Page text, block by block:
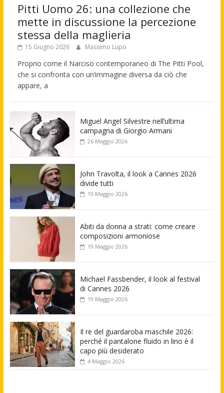
Pitti Uomo 26: una collezione che
mette in discussione la percezione
stessa della maglieria
15 Giugno 2026 Massimo Lupo
Proprio come il Narciso contemporaneo di The Pitti Pool,
che si confronta con un’immagine diversa da ciò che
appare, a
Miguel Angel Silvestre nell’ultima
campagna di Giorgio Armani
26 Maggio 2026
John Travolta, il look a Cannes 2026
divide tutti
19 Maggio 2026
Abiti da donna a strati: come creare
composizioni armoniose
19 Maggio 2026
Michael Fassbender, il look al festival
di Cannes 2026
19 Maggio 2026
Il re del guardaroba maschile 2026:
perché il pantalone fluido in lino è il
capo più desiderato
4 Maggio 2026